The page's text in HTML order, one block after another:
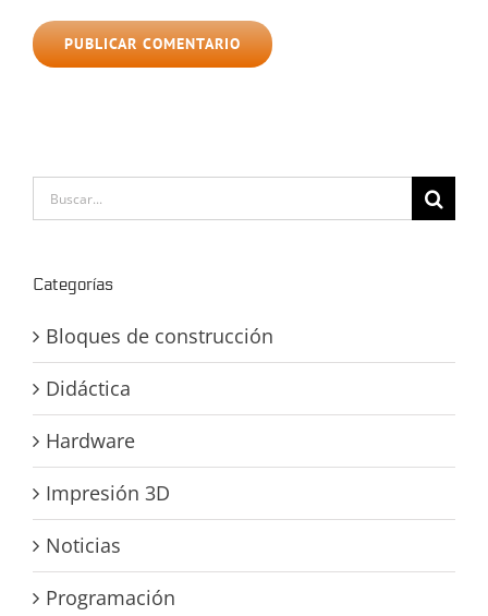
Buscar:
Categorías
Bloques de construcción
Didáctica
Hardware
Impresión 3D
Noticias
Programación